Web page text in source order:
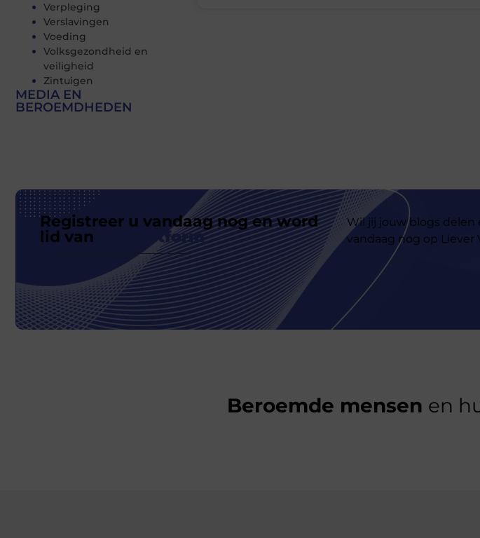
Verpleging
Verslavingen
Voeding
Volksgezondheid en
veiligheid
Zintuigen
MEDIA EN
BEROEMDHEDEN
Registreer u vandaag nog en word
lid van
ons platform
Wil jij jouw blogs
vandaag nog op Liever
Beroemde mensen en